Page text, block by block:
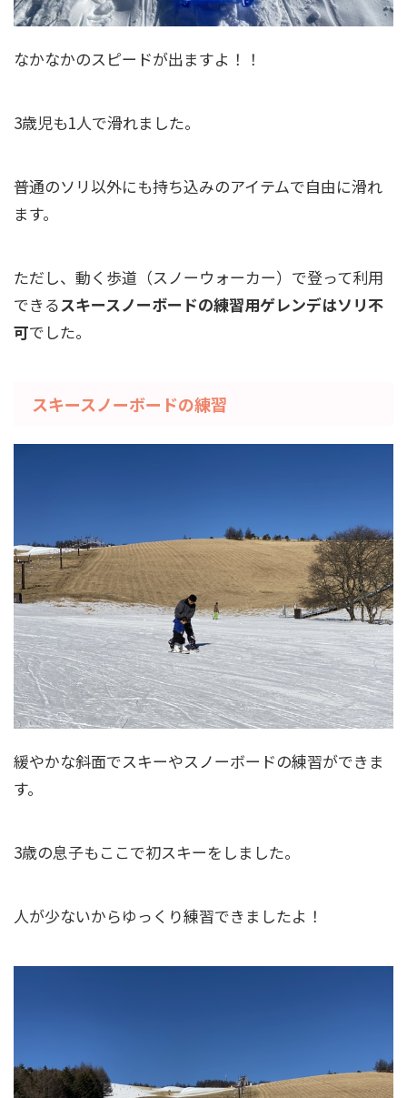
なかなかのスピードが出ますよ！！
3歳児も1人で滑れました。
普通のソリ以外にも持ち込みのアイテムで自由に滑れ
ます。
ただし、動く歩道（スノーウォーカー）で登って利用
できるスキースノーボードの練習用ゲレンデはソリ不
可でした。
スキースノーボードの練習
緩やかな斜面でスキーやスノーボードの練習ができま
す。
3歳の息子もここで初スキーをしました。
人が少ないからゆっくり練習できましたよ！